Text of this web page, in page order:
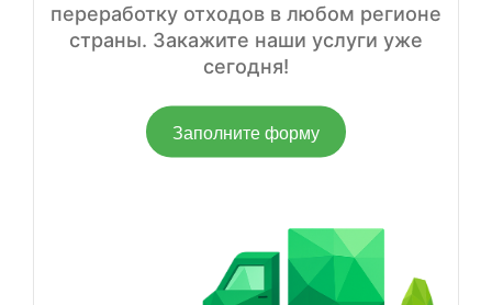
переработку отходов в любом регионе
страны. Закажите наши услуги уже
сегодня!
Заполните форму